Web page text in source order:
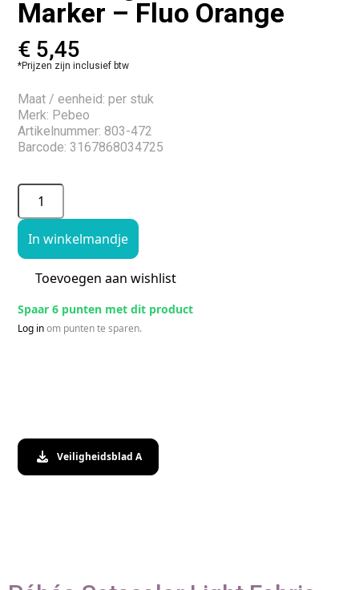
Marker – Fluo Orange
€ 5,45
*Prijzen zijn inclusief btw
Maat / eenheid: per stuk
Merk: Pebeo
Artikelnummer: 803-472
Barcode: 3167868034725
In winkelmandje
Toevoegen aan wishlist
Spaar 6 punten met dit product
Log inom punten te sparen.
Veiligheidsblad A